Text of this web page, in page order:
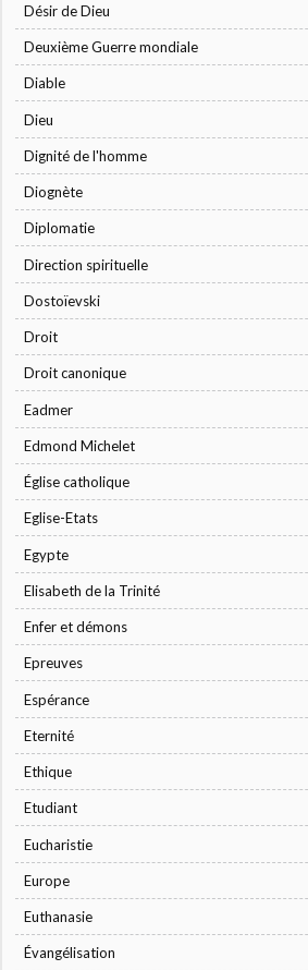
Désir de Dieu
Deuxième Guerre mondiale
Diable
Dieu
Dignité de l'homme
Diognète
Diplomatie
Direction spirituelle
Dostoïevski
Droit
Droit canonique
Eadmer
Edmond Michelet
Église catholique
Eglise-Etats
Egypte
Elisabeth de la Trinité
Enfer et démons
Epreuves
Espérance
Eternité
Ethique
Etudiant
Eucharistie
Europe
Euthanasie
Évangélisation